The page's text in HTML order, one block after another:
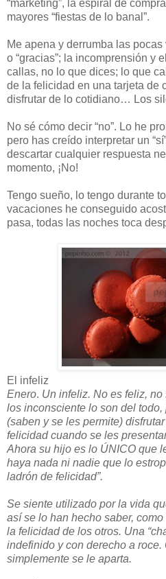
“marketing”, la espiral de
mayores “fiestas de lo banal”.
Me apena y derrumba las pocas
o “gracias”; la incomprensión y
callas, no lo que dices; lo que
de la felicidad en una tarjeta de
disfrutar de lo cotidiano… Los
No sé cómo decir “no”. Lo he
pero has creído interpretar un
descartar cualquier respuesta
momento, ¡No!
Tengo sueño, lo tengo durante
vacaciones he conseguido
pasa, todas las noches toca
El infeliz
Enero. Un infeliz. No es feliz,
los inconsciente lo son del
(saben y se les permite)
felicidad cuando se les
Ahora su hijo es lo ÚNICO que
haya nada ni nadie que lo
ladrón de felicidad”.
Se siente utilizado por la vida
así se lo han hecho saber,
la felicidad de los otros. Una
indefinido y con derecho a
simplemente se le aparta.